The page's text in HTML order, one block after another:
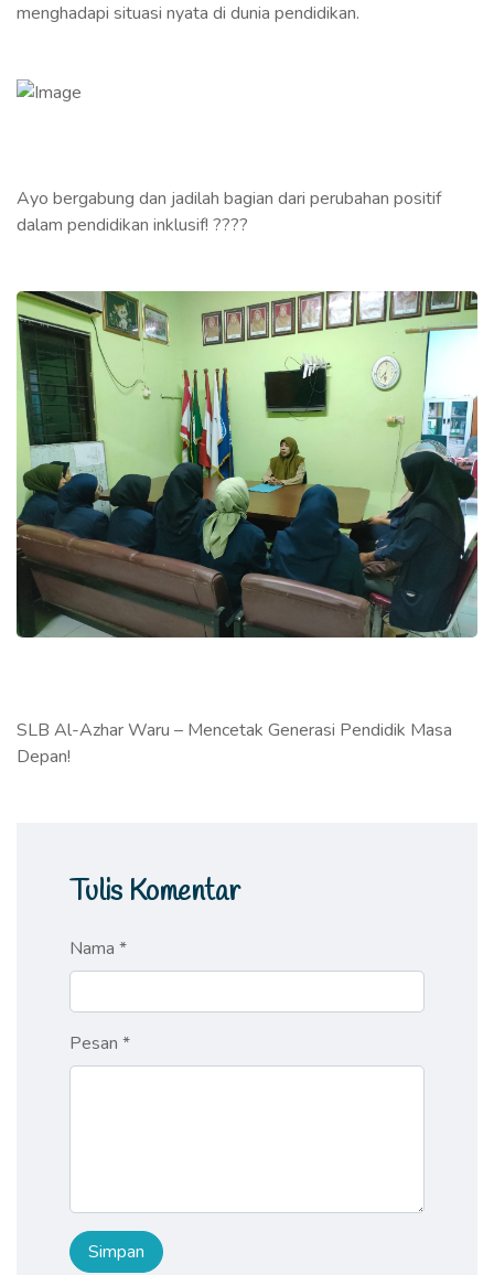
menghadapi situasi nyata di dunia pendidikan.
Ayo bergabung dan jadilah bagian dari perubahan positif
dalam pendidikan inklusif! ????
SLB Al-Azhar Waru – Mencetak Generasi Pendidik Masa
Depan!
Tulis Komentar
Nama *
Pesan *